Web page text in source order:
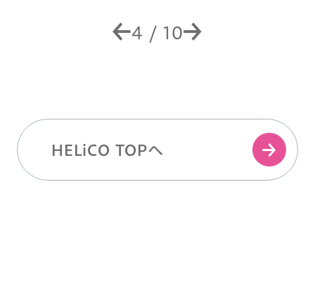
4 / 10
HELiCO TOPへ